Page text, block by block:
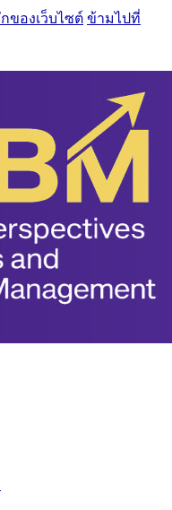
ของเว็บไซต์ ข้ามไปที่